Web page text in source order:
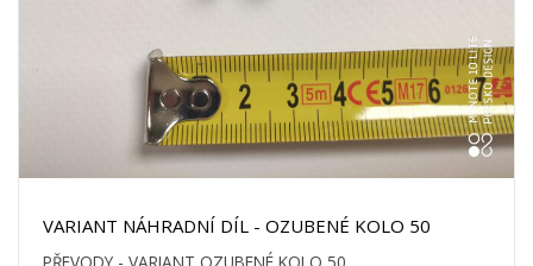
VARIANT NÁHRADNÍ DÍL - OZUBENÉ KOLO 50